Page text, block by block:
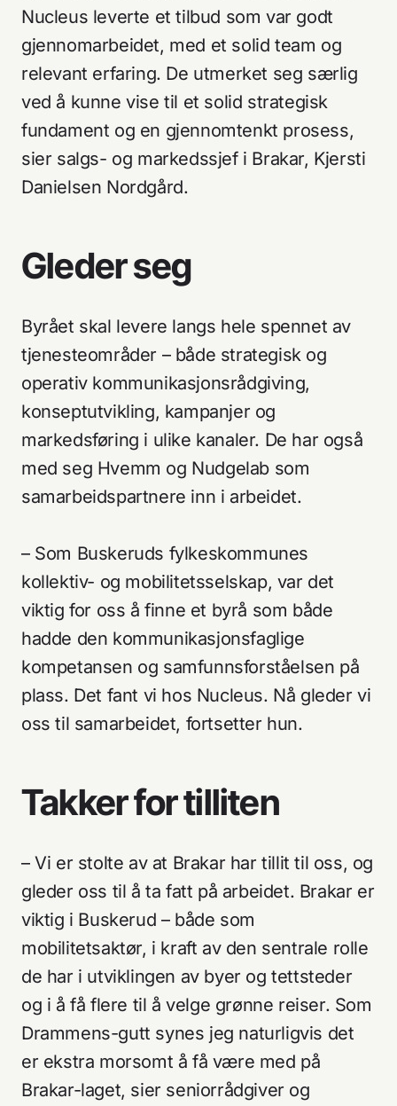
Nucleus leverte et tilbud som var godt
gjennomarbeidet, med et solid team og
relevant erfaring. De utmerket seg særlig
ved å kunne vise til et solid strategisk
fundament og en gjennomtenkt prosess,
sier salgs- og markedssjef i Brakar, Kjersti
Danielsen Nordgård.
Gleder seg
Byrået skal levere langs hele spennet av
tjenesteområder – både strategisk og
operativ kommunikasjonsrådgiving,
konseptutvikling, kampanjer og
markedsføring i ulike kanaler. De har også
med seg Hvemm og Nudgelab som
samarbeidspartnere inn i arbeidet.
– Som Buskeruds fylkeskommunes
kollektiv- og mobilitetsselskap, var det
viktig for oss å finne et byrå som både
hadde den kommunikasjonsfaglige
kompetansen og samfunnsforståelsen på
plass. Det fant vi hos Nucleus. Nå gleder vi
oss til samarbeidet, fortsetter hun.
Takker for tilliten
– Vi er stolte av at Brakar har tillit til oss, og
gleder oss til å ta fatt på arbeidet. Brakar er
viktig i Buskerud – både som
mobilitetsaktør, i kraft av den sentrale rolle
de har i utviklingen av byer og tettsteder
og i å få flere til å velge grønne reiser. Som
Drammens-gutt synes jeg naturligvis det
er ekstra morsomt å få være med på
Brakar-laget, sier seniorrådgiver og
Tjenester
Arbeider
Om oss
Aktuelt
Adresse
Apotekergata 12
0180 Oslo
Personvernerklæring